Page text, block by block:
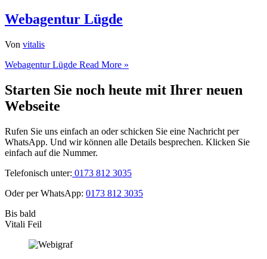
Webagentur Lügde
Von vitalis
Webagentur Lügde Read More »
Starten Sie noch heute mit Ihrer neuen
Webseite
Rufen Sie uns einfach an oder schicken Sie eine Nachricht per
WhatsApp. Und wir können alle Details besprechen. Klicken Sie
einfach auf die Nummer.
Telefonisch unter: 0173 812 3035
Oder per WhatsApp: 0173 812 3035
Bis bald
Vitali Feil